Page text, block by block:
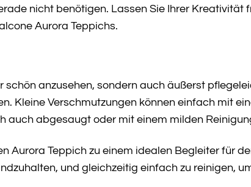
nicht benötigen. Lassen Sie Ihrer Kreativität
Aurora Teppichs.
schön anzusehen, sondern auch äußerst
Kleine Verschmutzungen können einfach mit
auch abgesaugt oder mit einem milden
Aurora Teppich zu einem idealen Begleiter für
und gleichzeitig einfach zu reinigen,